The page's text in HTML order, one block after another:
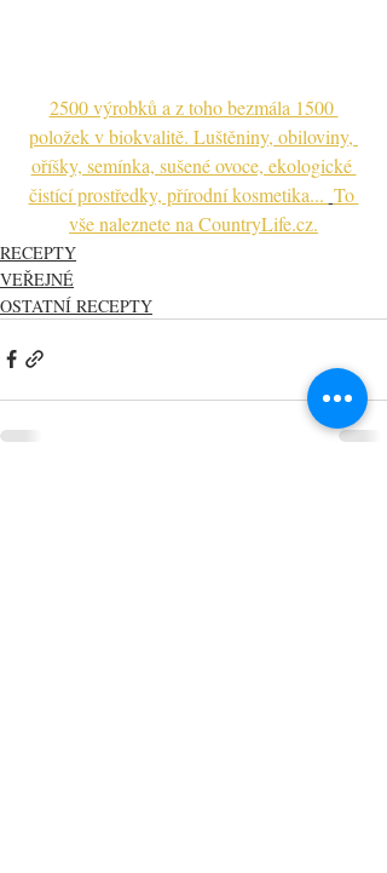
2500 výrobků a z toho bezmála 1500
položek v biokvalitě. Luštěniny, obiloviny,
oříšky, semínka, sušené ovoce, ekologické
čistící prostředky, přírodní kosmetika... To
vše naleznete na CountryLife.cz.
RECEPTY
VEŘEJNÉ
OSTATNÍ RECEPTY